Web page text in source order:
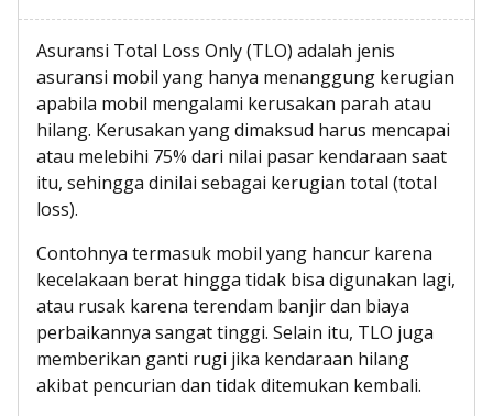
Asuransi Total Loss Only (TLO) adalah jenis
asuransi mobil yang hanya menanggung kerugian
apabila mobil mengalami kerusakan parah atau
hilang. Kerusakan yang dimaksud harus mencapai
atau melebihi 75% dari nilai pasar kendaraan saat
itu, sehingga dinilai sebagai kerugian total (total
loss).
Contohnya termasuk mobil yang hancur karena
kecelakaan berat hingga tidak bisa digunakan lagi,
atau rusak karena terendam banjir dan biaya
perbaikannya sangat tinggi. Selain itu, TLO juga
memberikan ganti rugi jika kendaraan hilang
akibat pencurian dan tidak ditemukan kembali.